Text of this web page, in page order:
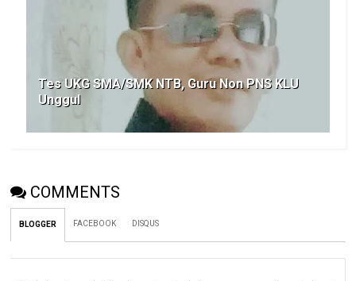
Tes UKG SMA/SMK NTB, Guru Non PNS KLU
Unggul
COMMENTS
BLOGGER FACEBOOK DISQUS